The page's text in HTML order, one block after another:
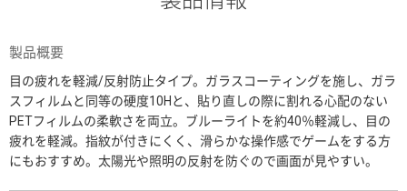
製品概要
目の疲れを軽減/反射防止タイプ。ガラスコーティングを施し、ガラ
スフィルムと同等の硬度10Hと、貼り直しの際に割れる心配のない
PETフィルムの柔軟さを両立。ブルーライトを約40％軽減し、目の
疲れを軽減。指紋が付きにくく、滑らかな操作感でゲームをする方
にもおすすめ。太陽光や照明の反射を防ぐので画面が見やすい。